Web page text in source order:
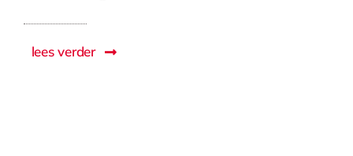
lees verder